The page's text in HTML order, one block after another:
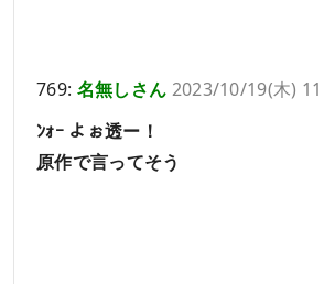
769: 名無しさん 2023/10/19(木)
ﾝｫｰ よぉ透ー！
原作で言ってそう